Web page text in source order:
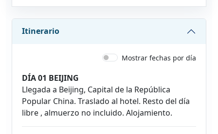
Itinerario
Mostrar fechas por día
DÍA 01 BEIJING
Llegada a Beijing, Capital de la República
Popular China. Traslado al hotel. Resto del día
libre , almuerzo no incluido. Alojamiento.